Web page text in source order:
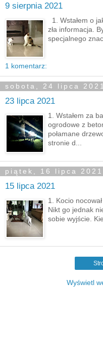
9 sierpnia 2021
1. Wstałem o
zła informacja.
specjalnego
1 komentarz:
sobota, 24 lipca 2021
23 lipca 2021
1. Wstałem za
ogrodowe z
połamane
stronie d...
piątek, 16 lipca 2021
15 lipca 2021
1. Kocio
Nikt go jednak
sobie wyjście.
Wyświetl